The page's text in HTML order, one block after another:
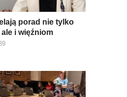
porad nie tylko
i więźniom